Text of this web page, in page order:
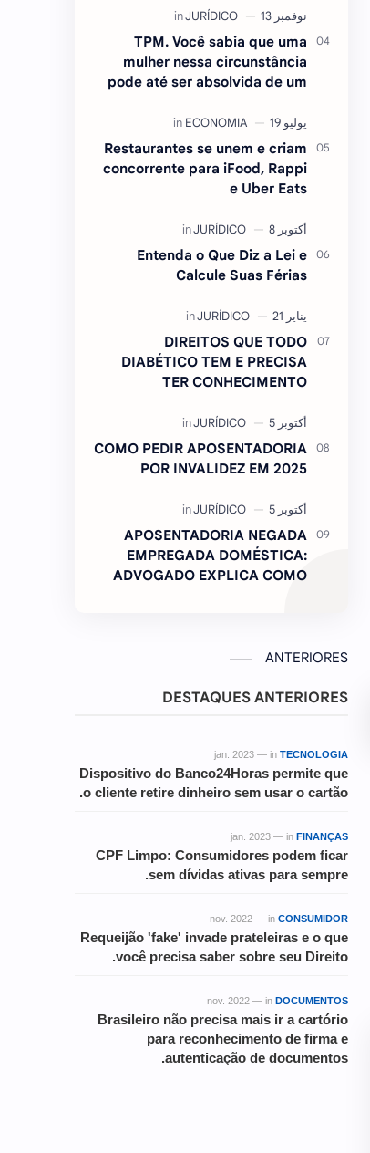
TPM. Você sabia que uma
mulher nessa circunstância
pode até ser absolvida de um
Restaurantes se unem e criam
concorrente para iFood, Rappi
e Uber Eats
Entenda o Que Diz a Lei e
Calcule Suas Férias
DIREITOS QUE TODO
DIABÉTICO TEM E PRECISA
TER CONHECIMENTO
COMO PEDIR APOSENTADORIA
POR INVALIDEZ EM 2025
APOSENTADORIA NEGADA
EMPREGADA DOMÉSTICA:
ADVOGADO EXPLICA COMO
ANTERIORES
DESTAQUES ANTERIORES
jan. 2023 — in TECNOLOGIA
Dispositivo do Banco24Horas permite que
o cliente retire dinheiro sem usar o cartão.
jan. 2023 — in FINANÇAS
CPF Limpo: Consumidores podem ficar
sem dívidas ativas para sempre.
nov. 2022 — in CONSUMIDOR
Requeijão 'fake' invade prateleiras e o que
você precisa saber sobre seu Direito.
nov. 2022 — in DOCUMENTOS
Brasileiro não precisa mais ir a cartório
para reconhecimento de firma e
autenticação de documentos.